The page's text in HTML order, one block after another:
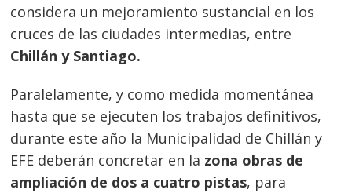
considera un mejoramiento sustancial en los
cruces de las ciudades intermedias, entre
Chillán y Santiago.
Paralelamente, y como medida momentánea
hasta que se ejecuten los trabajos definitivos,
durante este año la Municipalidad de Chillán y
EFE deberán concretar en la zona obras de
ampliación de dos a cuatro pistas, para